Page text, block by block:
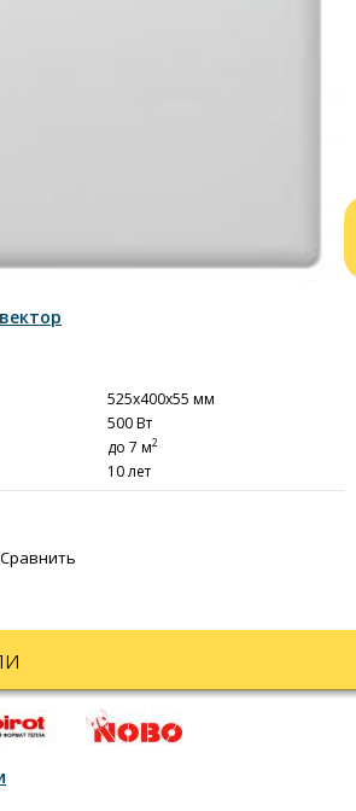
525x400x55 мм
500 Вт
до 7 м2
10 лет
Сравнить